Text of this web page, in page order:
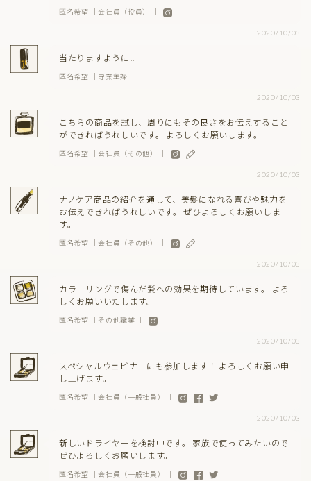
匿名希望 ｜会社員（役員） ｜
2020/10/03
当たりますように!!
匿名希望 ｜専業主婦
2020/10/03
こちらの商品を試し、周りにもその良さをお伝えすること
ができればうれしいです。 よろしくお願いします。
匿名希望 ｜会社員（その他） ｜
2020/10/03
ナノケア商品の紹介を通して、美髪になれる喜びや魅力を
お伝えできればうれしいです。 ぜひよろしくお願いしま
す。
匿名希望 ｜会社員（その他） ｜
2020/10/03
カラーリングで傷んだ髪への効果を期待しています。 よろ
しくお願いいたします。
匿名希望 ｜その他職業 ｜
2020/10/03
スペシャルウェビナーにも参加します！ よろしくお願い申
し上げます。
匿名希望 ｜会社員（一般社員） ｜
2020/10/03
新しいドライヤーを検討中です。 家族で使ってみたいので
ぜひよろしくお願いします。
匿名希望 ｜会社員（一般社員） ｜